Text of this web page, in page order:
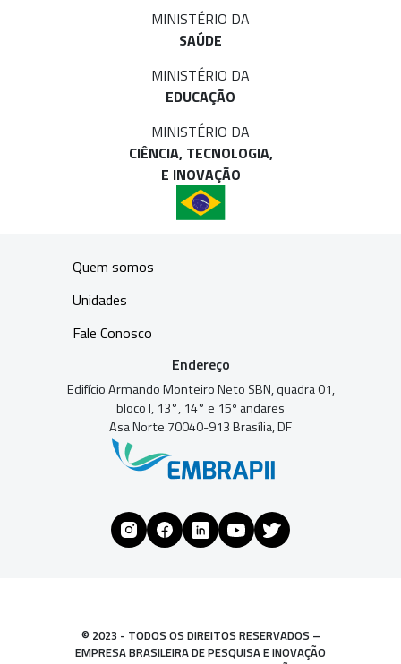
MINISTÉRIO DA
SAÚDE
MINISTÉRIO DA
EDUCAÇÃO
MINISTÉRIO DA
CIÊNCIA, TECNOLOGIA,
E INOVAÇÃO
Quem somos
Unidades
Fale Conosco
Endereço
Edifício Armando Monteiro Neto SBN, quadra 01,
bloco I, 13°, 14° e 15º andares
Asa Norte 70040-913 Brasília, DF
© 2023 - TODOS OS DIREITOS RESERVADOS –
EMPRESA BRASILEIRA DE PESQUISA E INOVAÇÃO